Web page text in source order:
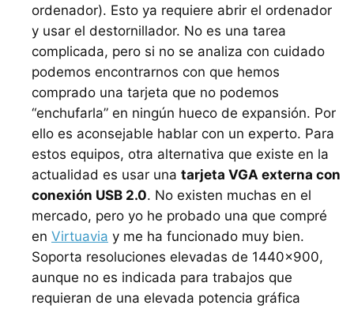
ordenador). Esto ya requiere abrir el ordenador
y usar el destornillador. No es una tarea
complicada, pero si no se analiza con cuidado
podemos encontrarnos con que hemos
comprado una tarjeta que no podemos
“enchufarla” en ningún hueco de expansión. Por
ello es aconsejable hablar con un experto. Para
estos equipos, otra alternativa que existe en la
actualidad es usar una tarjeta VGA externa con
conexión USB 2.0. No existen muchas en el
mercado, pero yo he probado una que compré
en Virtuavia y me ha funcionado muy bien.
Soporta resoluciones elevadas de 1440×900,
aunque no es indicada para trabajos que
requieran de una elevada potencia gráfica